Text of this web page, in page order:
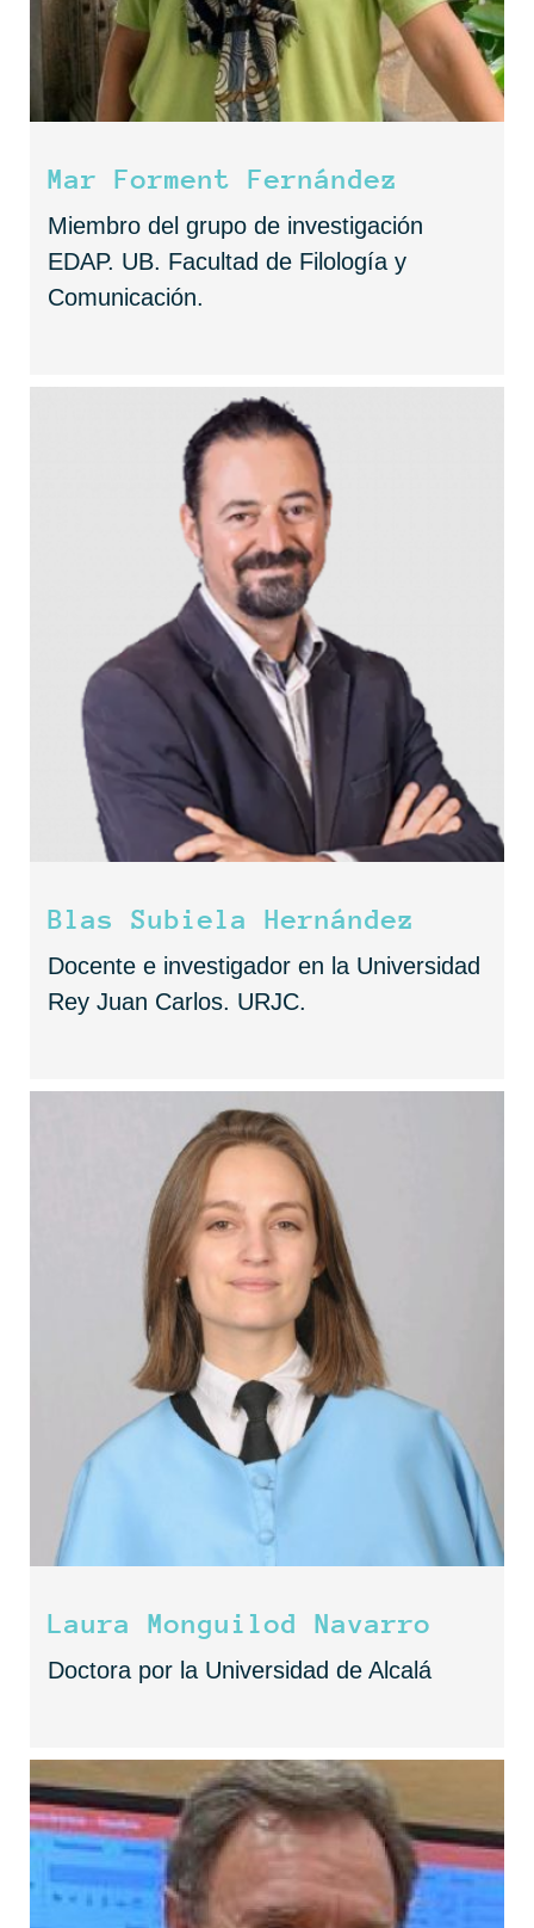
Mar Forment Fernández
Miembro del grupo de investigación
EDAP. UB. Facultad de Filología y
Comunicación.
Blas Subiela Hernández
Docente e investigador en la Universidad
Rey Juan Carlos. URJC.
Laura Monguilod Navarro
Doctora por la Universidad de Alcalá